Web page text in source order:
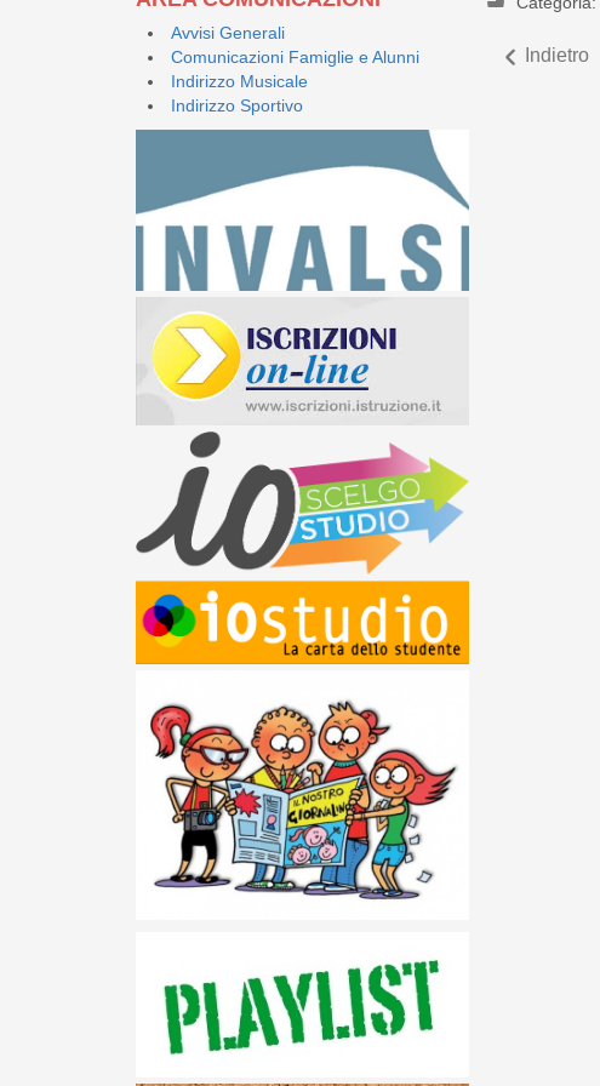
Avvisi Generali
Comunicazioni Famiglie e Alunni
Indirizzo Musicale
Indirizzo Sportivo
Indietro